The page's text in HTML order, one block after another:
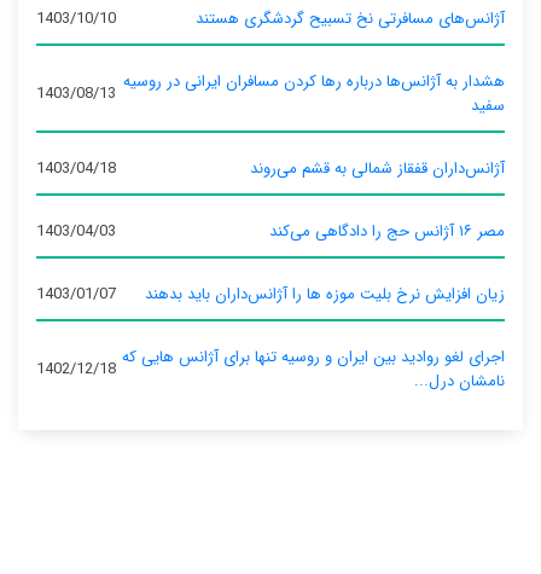
آژانس‌های مسافرتی نخ تسبیح گردشگری هستند 1403/10/10
هشدار به آژانس‌ها درباره رها کردن مسافران ایرانی در روسیه
سفید
1403/08/13
آژانس‌داران قفقاز شمالی به قشم می‌روند 1403/04/18
مصر ۱۶ آژانس حج را دادگاهی می‌کند 1403/04/03
زیان افزایش نرخ بلیت موزه ها را آژانس‌داران باید بدهند 1403/01/07
اجرای لغو روادید بین ایران و روسیه تنها برای آژانس‌ هایی که
نامشان درل...
1402/12/18